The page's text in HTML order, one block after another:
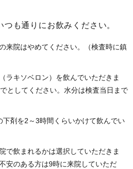
も通りにお飲みください。
来院はやめてください。（検査時に鎮
ラキソベロン）を飲んでいただきま
としてください。水分は検査当日まで
剤を2～3時間くらいかけて飲んでい
で飲まれるかは選択していただきま
安のある方は9時に来院していただ